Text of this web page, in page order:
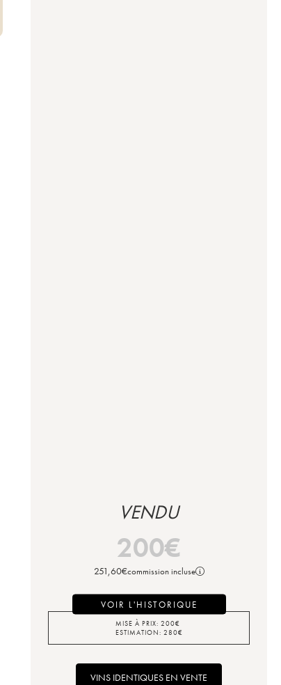
VENDU
200€
251,60€commission incluse
VOIR L'HISTORIQUE
MISE À PRIX: 200€
ESTIMATION: 280€
VINS IDENTIQUES EN VENTE